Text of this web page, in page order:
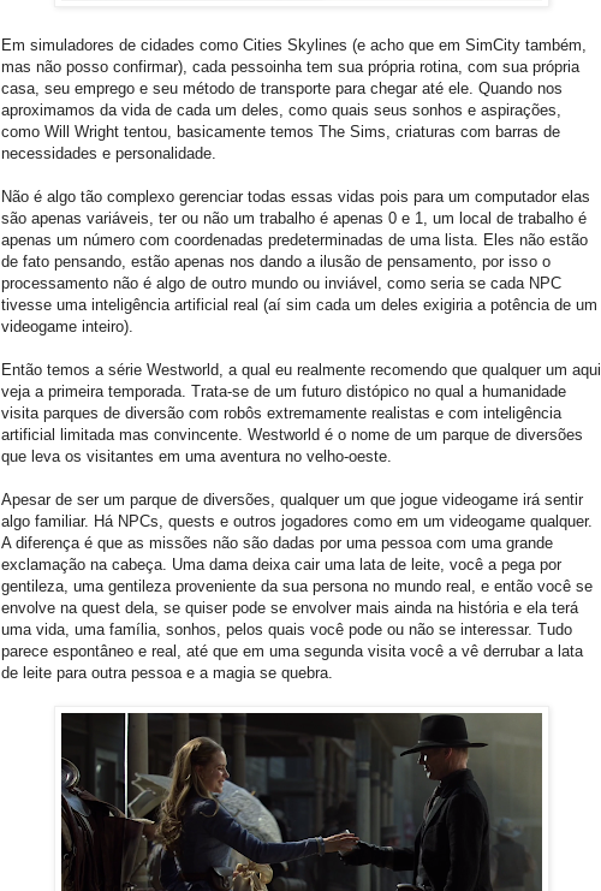
Em simuladores de cidades como Cities Skylines (e acho que em SimCity também,
mas não posso confirmar), cada pessoinha tem sua própria rotina, com sua própria
casa, seu emprego e seu método de transporte para chegar até ele. Quando nos
aproximamos da vida de cada um deles, como quais seus sonhos e aspirações,
como Will Wright tentou, basicamente temos The Sims, criaturas com barras de
necessidades e personalidade.
Não é algo tão complexo gerenciar todas essas vidas pois para um computador elas
são apenas variáveis, ter ou não um trabalho é apenas 0 e 1, um local de trabalho é
apenas um número com coordenadas predeterminadas de uma lista. Eles não estão
de fato pensando, estão apenas nos dando a ilusão de pensamento, por isso o
processamento não é algo de outro mundo ou inviável, como seria se cada NPC
tivesse uma inteligência artificial real (aí sim cada um deles exigiria a potência de um
videogame inteiro).
Então temos a série Westworld, a qual eu realmente recomendo que qualquer um aqui
veja a primeira temporada. Trata-se de um futuro distópico no qual a humanidade
visita parques de diversão com robôs extremamente realistas e com inteligência
artificial limitada mas convincente. Westworld é o nome de um parque de diversões
que leva os visitantes em uma aventura no velho-oeste.
Apesar de ser um parque de diversões, qualquer um que jogue videogame irá sentir
algo familiar. Há NPCs, quests e outros jogadores como em um videogame qualquer.
A diferença é que as missões não são dadas por uma pessoa com uma grande
exclamação na cabeça. Uma dama deixa cair uma lata de leite, você a pega por
gentileza, uma gentileza proveniente da sua persona no mundo real, e então você se
envolve na quest dela, se quiser pode se envolver mais ainda na história e ela terá
uma vida, uma família, sonhos, pelos quais você pode ou não se interessar. Tudo
parece espontâneo e real, até que em uma segunda visita você a vê derrubar a lata
de leite para outra pessoa e a magia se quebra.